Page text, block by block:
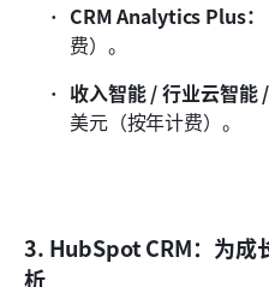
CRM Analytics Plus：
费）。
收入智能 / 行业云智能
美元（按年计费）。
3. HubSpot CRM：为成
析